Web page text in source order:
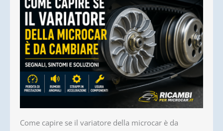
Come capire se il variatore della microcar è da